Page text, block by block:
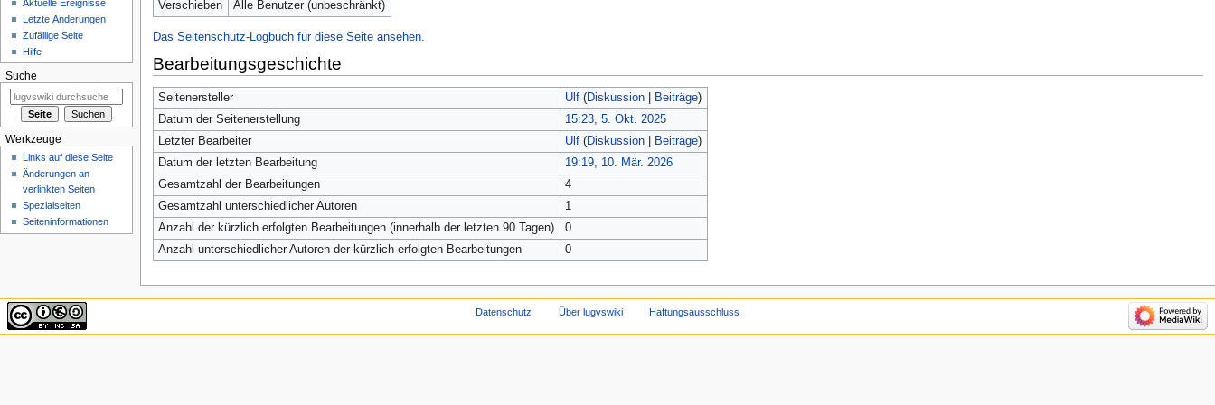
Verschieben Alle Benutzer (unbeschränkt)
Das Seitenschutz-Logbuch für diese Seite ansehen.
Bearbeitungsgeschichte
Seitenersteller Ulf (Diskussion| Beiträge)
Datum der Seitenerstellung
15:23, 5. Okt. 2025
Letzter Bearbeiter
Ulf (Diskussion| Beiträge)
Datum der letzten Bearbeitung
19:19, 10. Mär. 2026
Gesamtzahl der Bearbeitungen
4
Gesamtzahl unterschiedlicher Autoren
1
Anzahl der kürzlich erfolgten Bearbeitungen (innerhalb der letzten 90 Tagen)
0
Anzahl unterschiedlicher Autoren der kürzlich erfolgten Bearbeitungen
0
Aktuelle Ereignisse
Letzte Änderungen
Zufällige Seite
Hilfe
Suche
Werkzeuge
Links auf diese Seite
Änderungen an
verlinkten Seiten
Spezialseiten
Seiten­informationen
Datenschutz Über lugvswiki Haftungsausschluss